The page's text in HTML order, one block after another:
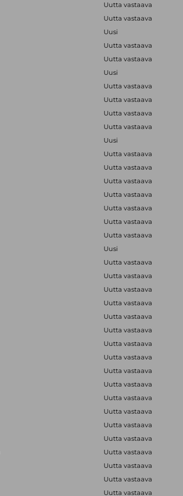
Uutta vastaava
Uutta vastaava
Uusi
Uutta vastaava
Uutta vastaava
Uusi
Uutta vastaava
Uutta vastaava
Uutta vastaava
Uutta vastaava
Uusi
Uutta vastaava
Uutta vastaava
Uutta vastaava
Uutta vastaava
Uutta vastaava
Uutta vastaava
Uutta vastaava
Uusi
Uutta vastaava
Uutta vastaava
Uutta vastaava
Uutta vastaava
Uutta vastaava
Uutta vastaava
Uutta vastaava
Uutta vastaava
Uutta vastaava
Uutta vastaava
Uutta vastaava
Uutta vastaava
Uutta vastaava
Uutta vastaava
Uutta vastaava
Uutta vastaava
Uutta vastaava
Uutta vastaava